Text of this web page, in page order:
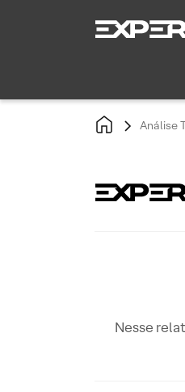
Análise
Nesse